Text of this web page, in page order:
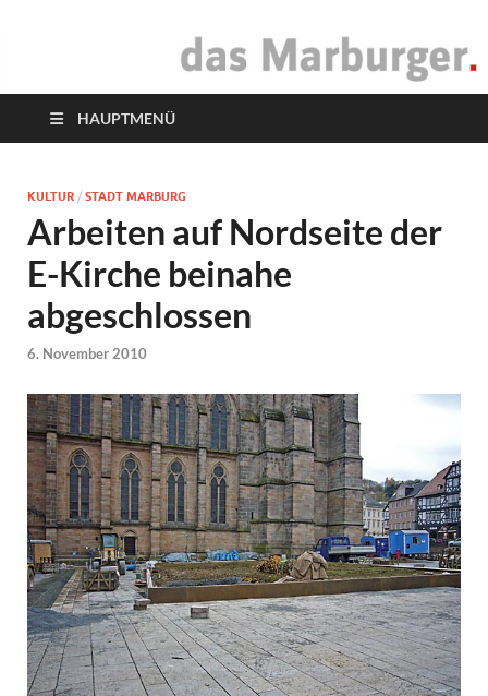
das Marburger.
HAUPTMENÜ
KULTUR / STADT MARBURG
Arbeiten auf Nordseite der
E-Kirche beinahe
abgeschlossen
6. November 2010